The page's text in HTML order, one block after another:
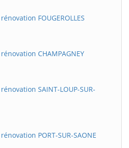
FOUGEROLLES
CHAMPAGNEY
SAINT-LOUP-SUR-
PORT-SUR-SAONE